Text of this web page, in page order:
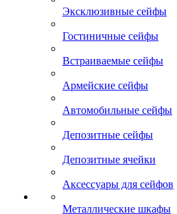
Эксклюзивные сейфы
Гостиничные сейфы
Встраиваемые сейфы
Армейские сейфы
Автомобильные сейфы
Депозитные сейфы
Депозитные ячейки
Аксессуары для сейфов
Металлические шкафы